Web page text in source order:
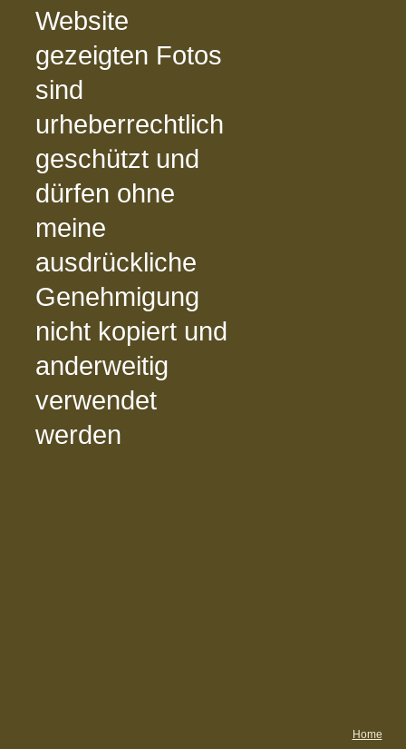
Website
gezeigten Fotos
sind
urheberrechtlich
geschützt und
dürfen ohne
meine
ausdrückliche
Genehmigung
nicht kopiert und
anderweitig
verwendet
werden
Home